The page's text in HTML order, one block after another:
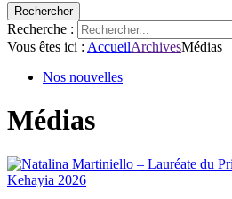
Rechercher
Recherche :
Vous êtes ici : AccueilArchivesMédias
Nos nouvelles
Médias